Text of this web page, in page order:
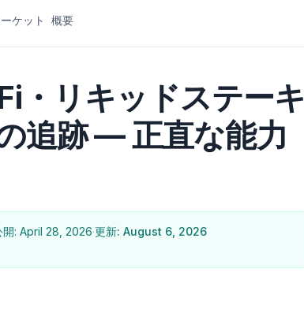
ケット 概要
・リキッドステーキ
追跡 — 正直な能力
開: April 28, 2026·更新: August 6, 2026